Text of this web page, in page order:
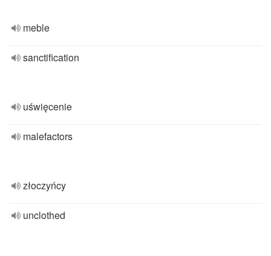
meble
sanctification
uświęcenie
malefactors
złoczyńcy
unclothed